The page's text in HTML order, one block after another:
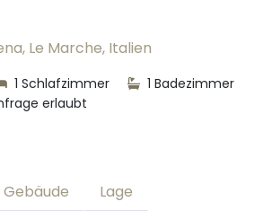
Le Marche, Italien
1 Schlafzimmer
1 Badezimmer
erlaubt
Gebäude Lage